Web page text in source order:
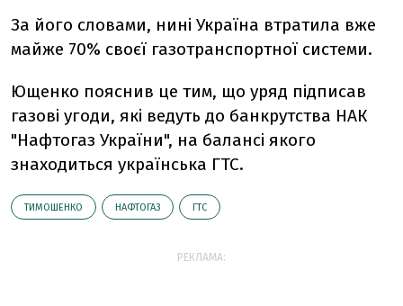
За його словами, нині Україна втратила вже
майже 70% своєї газотранспортної системи.
Ющенко пояснив це тим, що уряд підписав
газові угоди, які ведуть до банкрутства НАК
"Нафтогаз України", на балансі якого
знаходиться українська ГТС.
ТИМОШЕНКО НАФТОГАЗ ГТС
РЕКЛАМА: